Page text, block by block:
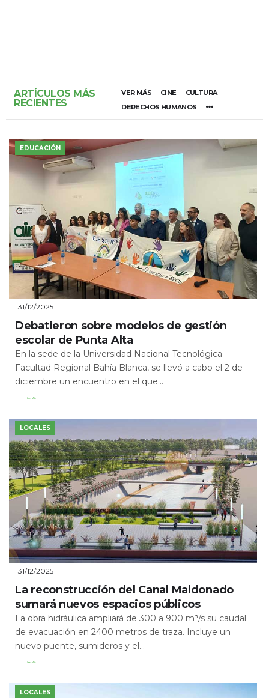
ARTÍCULOS MÁS
RECIENTES
VER MÁS CINE
CULTURA
DERECHOS HUMANOS
EDUCACIÓN
31/12/2025
Debatieron sobre modelos de gestión
escolar de Punta Alta
En la sede de la Universidad Nacional Tecnológica
Facultad Regional Bahía Blanca, se llevó a cabo el 2 de
diciembre un encuentro en el que...
Leer Más
LOCALES
31/12/2025
La reconstrucción del Canal Maldonado
sumará nuevos espacios públicos
La obra hidráulica ampliará de 300 a 900 m³/s su caudal
de evacuación en 2400 metros de traza. Incluye un
nuevo puente, sumideros y el...
Leer Más
LOCALES